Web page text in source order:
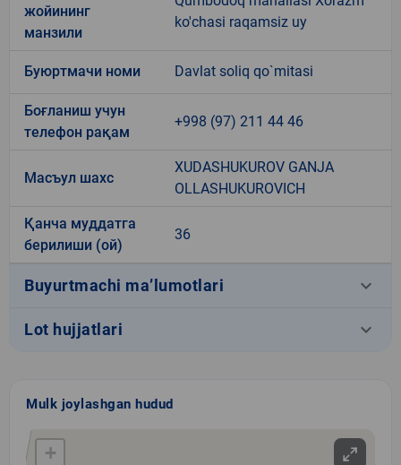
жойининг
манзили
ko'chasi raqamsiz uy
Буюртмачи номи Davlat soliq qo`mitasi
Боғланиш учун
телефон рақам
+998 (97) 211 44 46
Масъул шахс
XUDASHUKUROV GANJA
OLLASHUKUROVICH
Қанча муддатга
берилиши (ой)
36
Buyurtmachi ma’lumotlari keyboard_arrow_down
Lot hujjatlari keyboard_arrow_down
Mulk joylashgan hudud
+